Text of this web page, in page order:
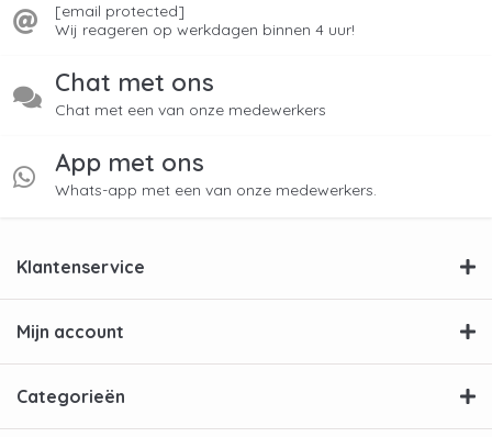
[email protected]
Wij reageren op werkdagen binnen 4 uur!
Chat met ons
Chat met een van onze medewerkers
App met ons
Whats-app met een van onze medewerkers.
Klantenservice
Mijn account
Categorieën